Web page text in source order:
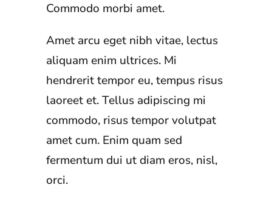
Commodo morbi amet.
Amet arcu eget nibh vitae, lectus
aliquam enim ultrices. Mi
hendrerit tempor eu, tempus risus
laoreet et. Tellus adipiscing mi
commodo, risus tempor volutpat
amet cum. Enim quam sed
fermentum dui ut diam eros, nisl,
orci.